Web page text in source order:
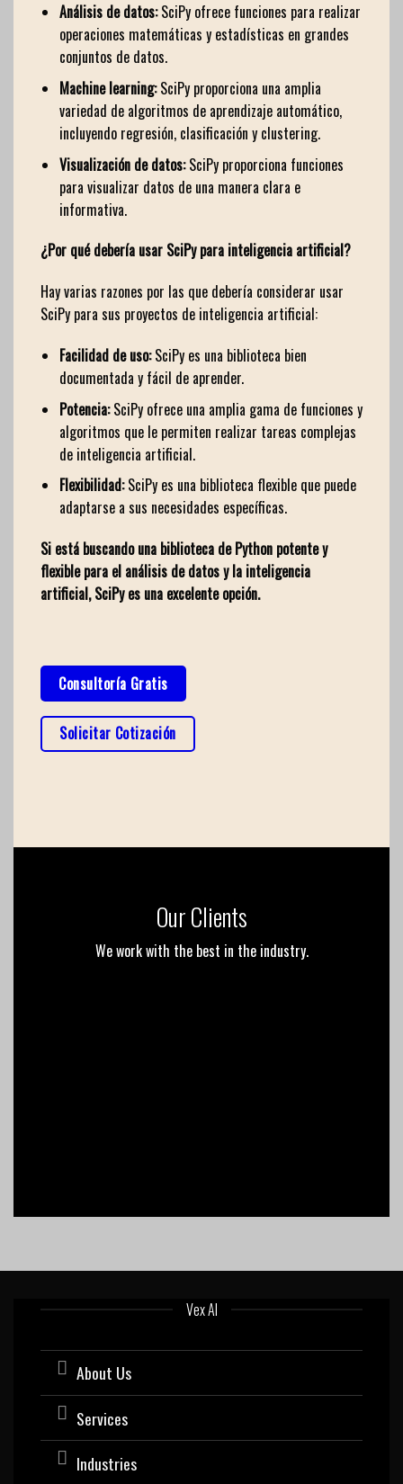
Análisis de datos:SciPy ofrece funciones para realizar
operaciones matemáticas y estadísticas en grandes
conjuntos de datos.
Machine learning:SciPy proporciona una amplia
variedad de algoritmos de aprendizaje automático,
incluyendo regresión, clasificación y clustering.
Visualización de datos:SciPy proporciona funciones
para visualizar datos de una manera clara e
informativa.
¿Por qué debería usar SciPy para inteligencia artificial?
Hay varias razones por las que debería considerar usar
SciPy para sus proyectos de inteligencia artificial:
Facilidad de uso:SciPy es una biblioteca bien
documentada y fácil de aprender.
Potencia:SciPy ofrece una amplia gama de funciones y
algoritmos que le permiten realizar tareas complejas
de inteligencia artificial.
Flexibilidad:SciPy es una biblioteca flexible que puede
adaptarse a sus necesidades específicas.
Si está buscando una biblioteca de Python potente y
flexible para el análisis de datos y la inteligencia
artificial, SciPy es una excelente opción.
Consultoría Gratis
Solicitar Cotización
Our Clients
We work with the best in the industry.
Vex AI
About Us
Services
Industries